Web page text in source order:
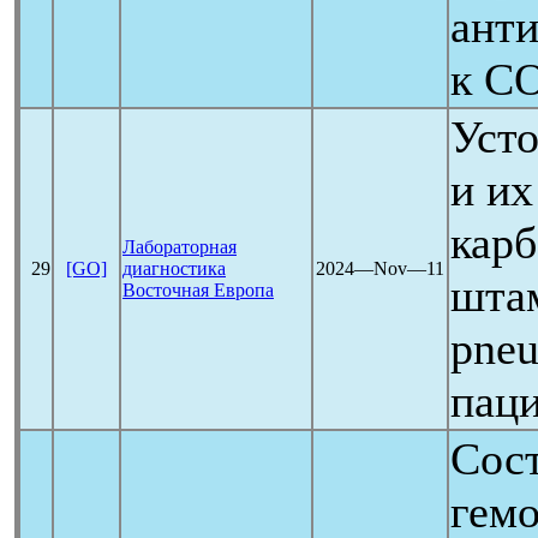
к
29 [GO]
Лабораторная
диагностика
Восточная Европа
2024―Nov―11
и